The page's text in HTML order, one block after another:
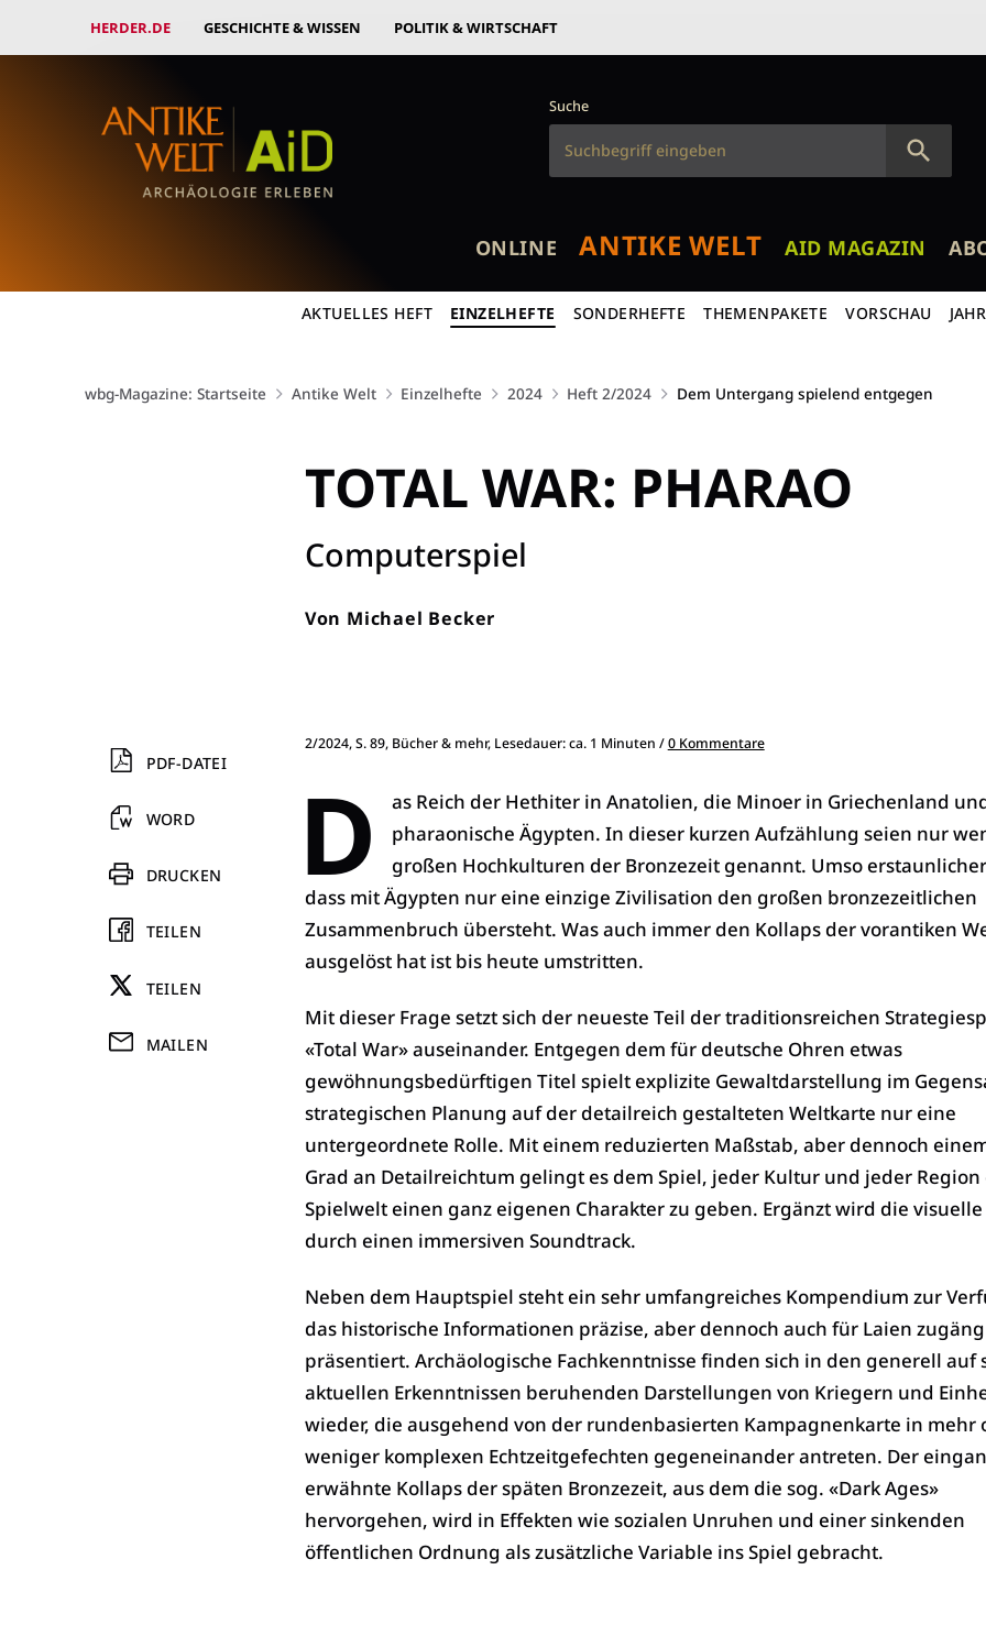
HERDER.DE GESCHICHTE & WISSEN POLITIK & WIRTSCHAFT
Suche
ONLINE ANTIKE WELT AID MAGAZIN
AKTUELLES HEFT EINZELHEFTE SONDERHEFTE THEMENPAKETE VORSCHAU
wbg-Magazine: Startseite Antike Welt Einzelhefte 2024 Heft 2/2024 Dem Untergang spielend entgegen
TOTAL WAR: PHARAO
:
Computerspiel
Von Michael Becker
2/2024, S. 89, Bücher & mehr, Lesedauer: ca. 1 Minuten /0 Kommentare
D
as Reich der Hethiter in Anatolien, die Minoer in Griechenland
pharaonische Ägypten. In dieser kurzen Aufzählung seien nur
großen Hochkulturen der Bronzezeit genannt. Umso
dass mit Ägypten nur eine einzige Zivilisation den großen bronzezeitlichen
Zusammenbruch übersteht. Was auch immer den Kollaps der vorantiken
ausgelöst hat ist bis heute umstritten.
Mit dieser Frage setzt sich der neueste Teil der traditionsreichen
«Total War» auseinander. Entgegen dem für deutsche Ohren etwas
gewöhnungsbedürftigen Titel spielt explizite Gewaltdarstellung im
strategischen Planung auf der detailreich gestalteten Weltkarte nur eine
untergeordnete Rolle. Mit einem reduzierten Maßstab, aber dennoch
Grad an Detailreichtum gelingt es dem Spiel, jeder Kultur und jeder Region
Spielwelt einen ganz eigenen Charakter zu geben. Ergänzt wird die visuelle
durch einen immersiven Soundtrack.
Neben dem Hauptspiel steht ein sehr umfangreiches Kompendium zur
das historische Informationen präzise, aber dennoch auch für Laien
präsentiert. Archäologische Fachkenntnisse finden sich in den generell auf
aktuellen Erkenntnissen beruhenden Darstellungen von Kriegern und
wieder, die ausgehend von der rundenbasierten Kampagnenkarte in mehr
weniger komplexen Echtzeitgefechten gegeneinander antreten. Der
erwähnte Kollaps der späten Bronzezeit, aus dem die sog. «Dark Ages»
hervorgehen, wird in Effekten wie sozialen Unruhen und einer sinkenden
öffentlichen Ordnung als zusätzliche Variable ins Spiel gebracht.
PDF-DATEI
WORD
DRUCKEN
TEILEN
TEILEN
MAILEN